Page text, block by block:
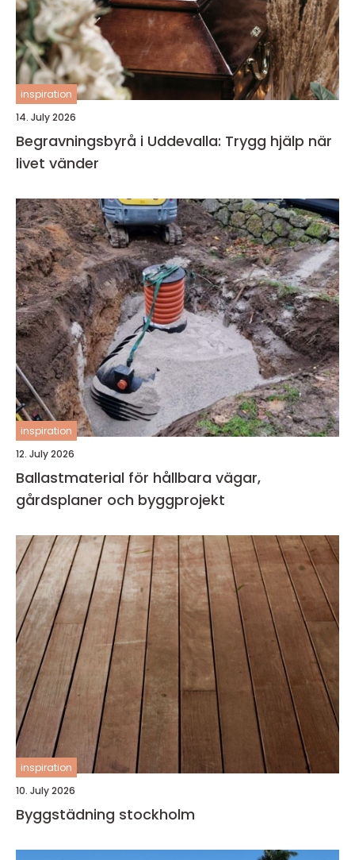
inspiration
14. July 2026
Begravningsbyrå i Uddevalla: Trygg hjälp när
livet vänder
inspiration
12. July 2026
Ballastmaterial för hållbara vägar,
gårdsplaner och byggprojekt
inspiration
10. July 2026
Byggstädning stockholm